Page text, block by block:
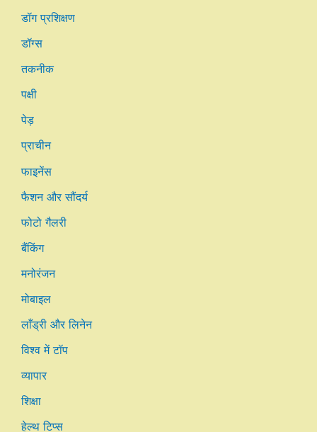
डॉग प्रशिक्षण
डॉग्स
तकनीक
पक्षी
पेड़
प्राचीन
फाइनेंस
फैशन और सौंदर्य
फोटो गैलरी
बैंकिंग
मनोरंजन
मोबाइल
लाँड्री और लिनेन
विश्व में टॉप
व्यापार
शिक्षा
हेल्थ टिप्स